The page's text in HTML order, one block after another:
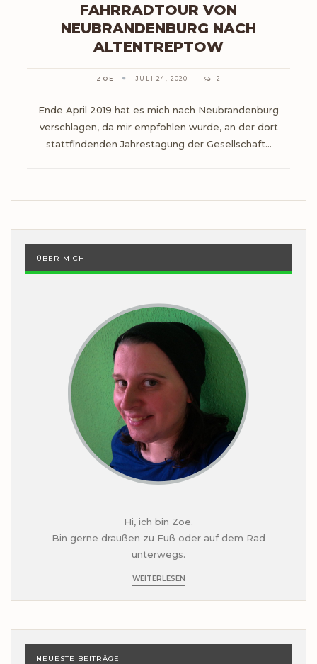
FAHRRADTOUR VON
NEUBRANDENBURG NACH
ALTENTREPTOW
ZOE JULI 24, 2020 2
Ende April 2019 hat es mich nach Neubrandenburg
verschlagen, da mir empfohlen wurde, an der dort
stattfindenden Jahrestagung der Gesellschaft…
ÜBER MICH
Hi, ich bin Zoe.
Bin gerne draußen zu Fuß oder auf dem Rad
unterwegs.
WEITERLESEN
NEUESTE BEITRÄGE